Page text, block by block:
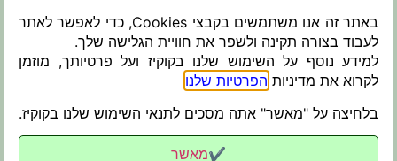
מאמרים ועיתונות
תקנון פרטיות
באתר זה אנו משתמשים בקבצי Cookies, כדי לאפשר לאתר
לעבוד בצורה תקינה ולשפר את חוויית הגלישה שלך.
למידע נוסף על השימוש שלנו בקוקיז ועל פרטיותך, מוזמן
לקרוא את מדיניות הפרטיות שלנו
בלחיצה על "מאשר" אתה מסכים לתנאי השימוש שלנו בקוקיז.
✔מאשר